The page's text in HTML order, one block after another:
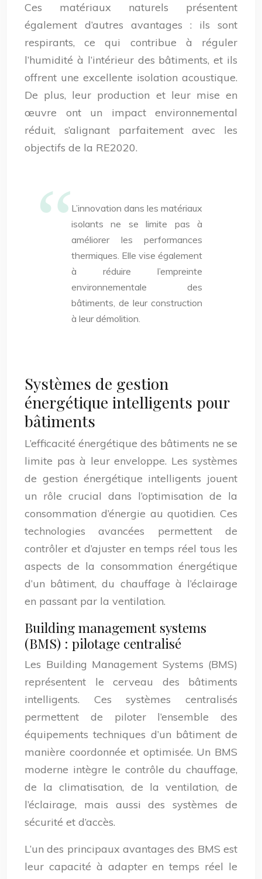
Ces matériaux naturels présentent
également d’autres avantages : ils sont
respirants, ce qui contribue à réguler
l’humidité à l’intérieur des bâtiments, et ils
offrent une excellente isolation acoustique.
De plus, leur production et leur mise en
œuvre ont un impact environnemental
réduit, s’alignant parfaitement avec les
objectifs de la RE2020.
L’innovation dans les matériaux
isolants ne se limite pas à
améliorer les performances
thermiques. Elle vise également
à réduire l’empreinte
environnementale des
bâtiments, de leur construction
à leur démolition.
Systèmes de gestion
énergétique intelligents pour
bâtiments
L’efficacité énergétique des bâtiments ne se
limite pas à leur enveloppe. Les systèmes
de gestion énergétique intelligents jouent
un rôle crucial dans l’optimisation de la
consommation d’énergie au quotidien. Ces
technologies avancées permettent de
contrôler et d’ajuster en temps réel tous les
aspects de la consommation énergétique
d’un bâtiment, du chauffage à l’éclairage
en passant par la ventilation.
Building management systems
(BMS) : pilotage centralisé
Les Building Management Systems (BMS)
représentent le cerveau des bâtiments
intelligents. Ces systèmes centralisés
permettent de piloter l’ensemble des
équipements techniques d’un bâtiment de
manière coordonnée et optimisée. Un BMS
moderne intègre le contrôle du chauffage,
de la climatisation, de la ventilation, de
l’éclairage, mais aussi des systèmes de
sécurité et d’accès.
L’un des principaux avantages des BMS est
leur capacité à adapter en temps réel le